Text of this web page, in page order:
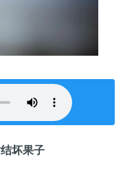
坏果子